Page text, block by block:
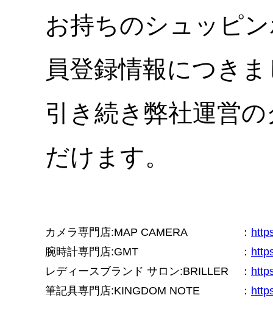
お持ちのシュッピ
員登録情報につき
引き続き弊社運営
だけます。
カメラ専門店:MAP CAMERA ：
腕時計専門店:GMT
：
レディースブランド サロン:BRILLER
：
筆記具専門店:KINGDOM NOTE
：